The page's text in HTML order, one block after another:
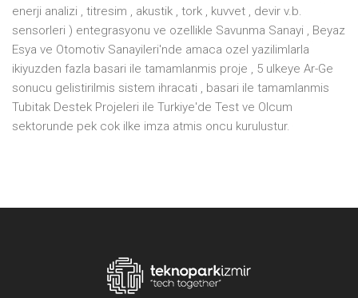
enerji analizi , titresim , akustik , tork , kuvvet , devir v.b.
sensorleri ) entegrasyonu ve ozellikle Savunma Sanayi , Beyaz
Esya ve Otomotiv Sanayileri'nde amaca ozel yazilimlarla
ikiyuzden fazla basari ile tamamlanmis proje , 5 ulkeye Ar-Ge
sonucu gelistirilmis sistem ihracati , basari ile tamamlanmis
Tubitak Destek Projeleri ile Turkiye'de Test ve Olcum
sektorunde pek cok ilke imza atmis oncu kurulustur.